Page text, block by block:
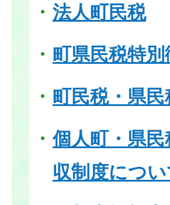
法人町民税
町県民税特
町民税・県
個人町・県
収制度につい